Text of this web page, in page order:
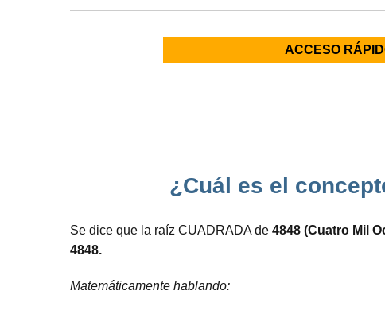
ACCESO
¿Cuál es el
Se dice que la raíz CUADRADA de 4848 (Cuatro Mil
4848.
Matemáticamente hablando: